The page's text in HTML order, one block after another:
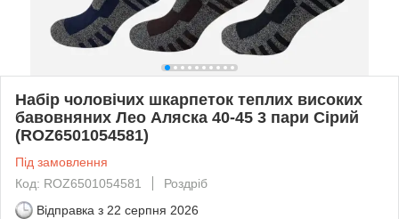
Набір чоловічих шкарпеток теплих високих
бавовняних Лео Аляска 40-45 3 пари Сірий
(ROZ6501054581)
Під замовлення
Код: ROZ6501054581
Роздріб
Відправка з 22 серпня 2026